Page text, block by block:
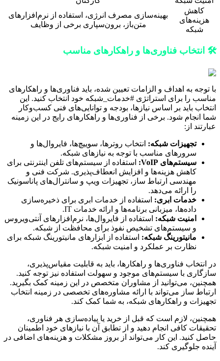
کاهش
هزینه‌های
شبکه
بهینه‌سازی مصرف انرژی، استفاده از نرم‌افزارهای
متن‌باز، برون‌سپاری برخی از وظایف
🛠️ انتخاب فناوری‌ها و راهکارهای مناسب
با توجه به اهداف و الزامات تعیین شده، باید فناوری‌ها و راهکارهای
مناسب را برای استراتژی #خدمات_شبکه خود انتخاب کنید. این
انتخاب باید بر اساس نیازها، بودجه و توانایی‌های فنی کسب‌وکار
شما انجام شود. برخی از فناوری‌ها و راهکارهای رایج در این زمینه
عبارتند از:
تجهیزات شبکه: انتخاب روترها، سوییچ‌ها، فایروال‌ها و
سرورهای مناسب با توجه به نیازهای شبکه.
سیستم‌های VoIP:
استفاده از سیستم‌های تلفن اینترنتی برای
کاهش هزینه‌ها و افزایش انعطاف‌پذیری. شرکت فنی و
مهندسی ارتباط ساز، تجهیزات ویپ و سانترال‌های پاناسونیک
را ارائه می‌دهد.
خدمات ابری: استفاده از خدمات ابری برای ذخیره‌سازی
داده‌ها، میزبانی برنامه‌ها و ارائه خدمات IT.
امنیت شبکه: استفاده از فایروال‌ها، نرم‌افزارهای آنتی‌ویروس
و سیستم‌های تشخیص نفوذ برای محافظت از شبکه.
مانیتورینگ شبکه: استفاده از ابزارهای مانیتورینگ شبکه برای
نظارت بر عملکرد و امنیت شبکه.
در انتخاب فناوری‌ها و راهکارها، باید به قابلیت مقیاس‌پذیری،
سازگاری با سیستم‌های موجود و سهولت استفاده نیز توجه کنید.
همچنین، می‌توانید از مشاوران متخصص در این زمینه کمک بگیرید.
ارتباط ساز می‌تواند با ارائه مشاوره‌های تخصصی در زمینه انتخاب
تجهیزات و راهکارهای شبکه، به شما کمک کند.
همچنین، لازم است که قبل از خرید یا پیاده‌سازی هر فناوری،
تحقیقات کافی انجام دهید و از تطابق آن با نیازهای خود اطمینان
حاصل کنید. این کار می‌تواند از بروز مشکلات و هزینه‌های اضافی در
آینده جلوگیری کند.